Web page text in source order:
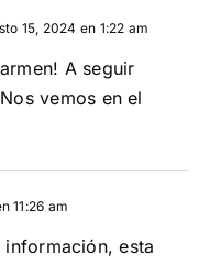
15, 2024 en 1:22 am
A seguir
vemos en el
11:26 am
esta